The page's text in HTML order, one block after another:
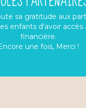
sa gratitude aux
enfants d’avoir
financière.
une fois, Merci !